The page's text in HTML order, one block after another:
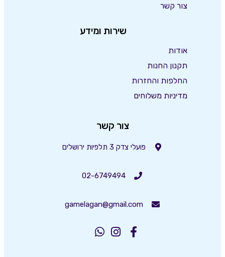
צור קשר
שירות ומידע
אודות
תקנון החנות
החלפות והחזרות
מדיניות משלוחים
צור קשר
פועלי צדק 3 תלפיות ירושלים
02-6749494
gamelagan@gmail.com